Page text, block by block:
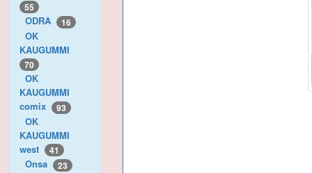
55
ODRA 16
OK
KAUGUMMI
70
OK
KAUGUMMI
comix
93
OK
KAUGUMMI
west
41
Onsa 23